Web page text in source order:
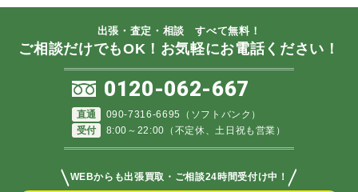
出張・査定・相談 すべて無料！
ご相談だけでもOK！お気軽にお電話ください！
0120-062-667
直通
090-7316-6695（ソフトバンク）
受付
8:00～22:00（不定休、土日祝も営業）
＼WEBからも出張買取・ご相談24時間受付け中！ ／